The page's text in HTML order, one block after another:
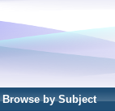
Browse by Subject